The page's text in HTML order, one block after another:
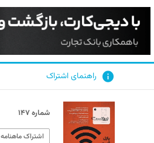
راهنمای اشتراک
شماره ۱۴۷
اشتراک ماهنامه